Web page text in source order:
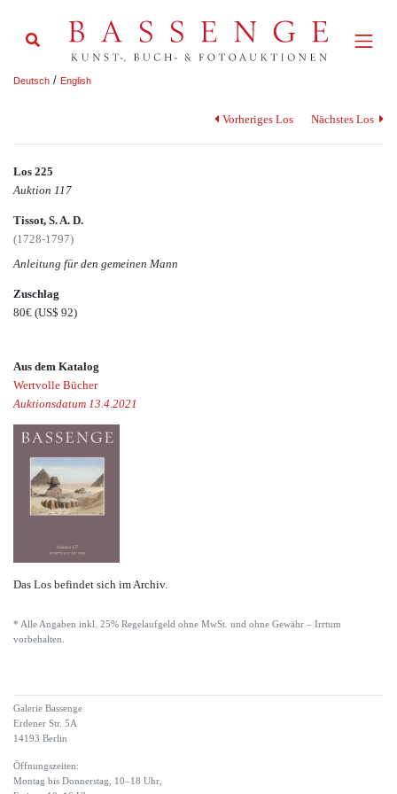
Deutsch / English
Vorheriges Los Nächstes Los
Los 225
Auktion 117
Tissot, S. A. D.
(1728-1797)
Anleitung für den gemeinen Mann
Zuschlag
80€ (US$ 92)
Aus dem Katalog
Wertvolle Bücher
Auktionsdatum 13.4.2021
Das Los befindet sich im Archiv.
* Alle Angaben inkl. 25% Regelaufgeld ohne MwSt. und ohne Gewähr – Irrtum
vorbehalten.
Galerie Bassenge
Erdener Str. 5A
14193 Berlin
Öffnungszeiten:
Montag bis Donnerstag, 10–18 Uhr,